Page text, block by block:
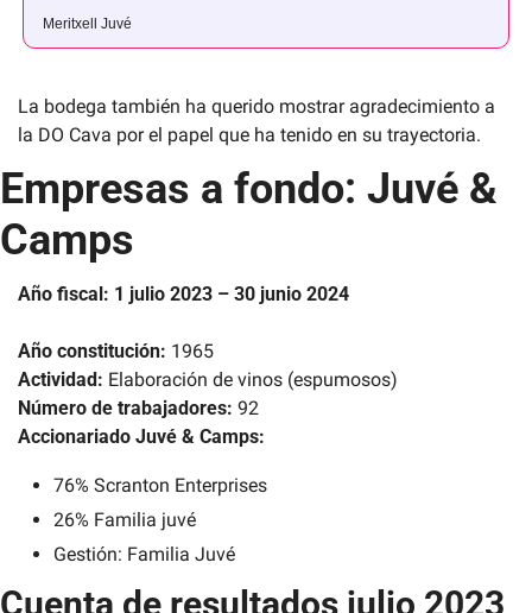
Meritxell Juvé
La bodega también ha querido mostrar agradecimiento a
la DO Cava por el papel que ha tenido en su trayectoria.
Empresas a fondo: Juvé &
Camps
Año fiscal: 1 julio 2023 – 30 junio 2024
Año constitución: 1965
Actividad: Elaboración de vinos (espumosos)
Número de trabajadores: 92
Accionariado Juvé & Camps:
76% Scranton Enterprises
26% Familia juvé
Gestión: Familia Juvé
Cuenta de resultados julio 2023